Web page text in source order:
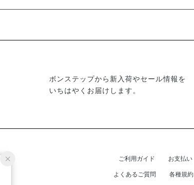
ボンステップから新入荷やセール情報を
いちはやくお届けします。
ご利用ガイド お支払い
よくあるご質問 各種規約